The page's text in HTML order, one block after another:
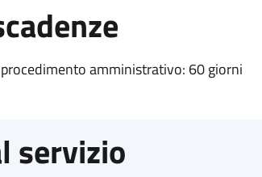
amministrativo: 60 giorni
servizio